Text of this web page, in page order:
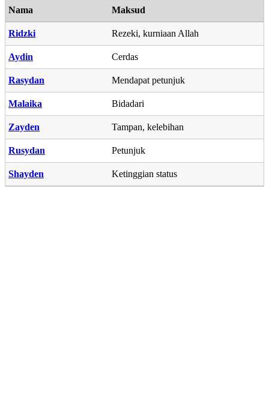
Nama Maksud
Ridzki Rezeki, kurniaan Allah
Aydin Cerdas
Rasydan Mendapat petunjuk
Malaika Bidadari
Zayden Tampan, kelebihan
Rusydan Petunjuk
Shayden Ketinggian status